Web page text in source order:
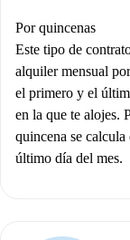
Por quincenas
Este tipo de
alquiler mensual
el primero y el
en la que te alojes.
quincena se
último día del mes.